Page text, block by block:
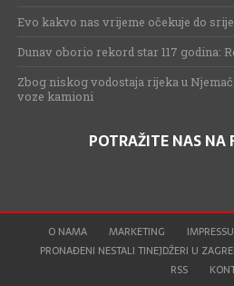
Evo kakvo nas vrijeme očekuje do
Dunav oborio rekord star 117 godina:
Zbog niskog vodostaja rijeka u
voze kamioni
POTRAŽITE NAS NA
O NAMA MARKETING
PRONAĐENI NESTALI TINEJDŽERI U
RSS